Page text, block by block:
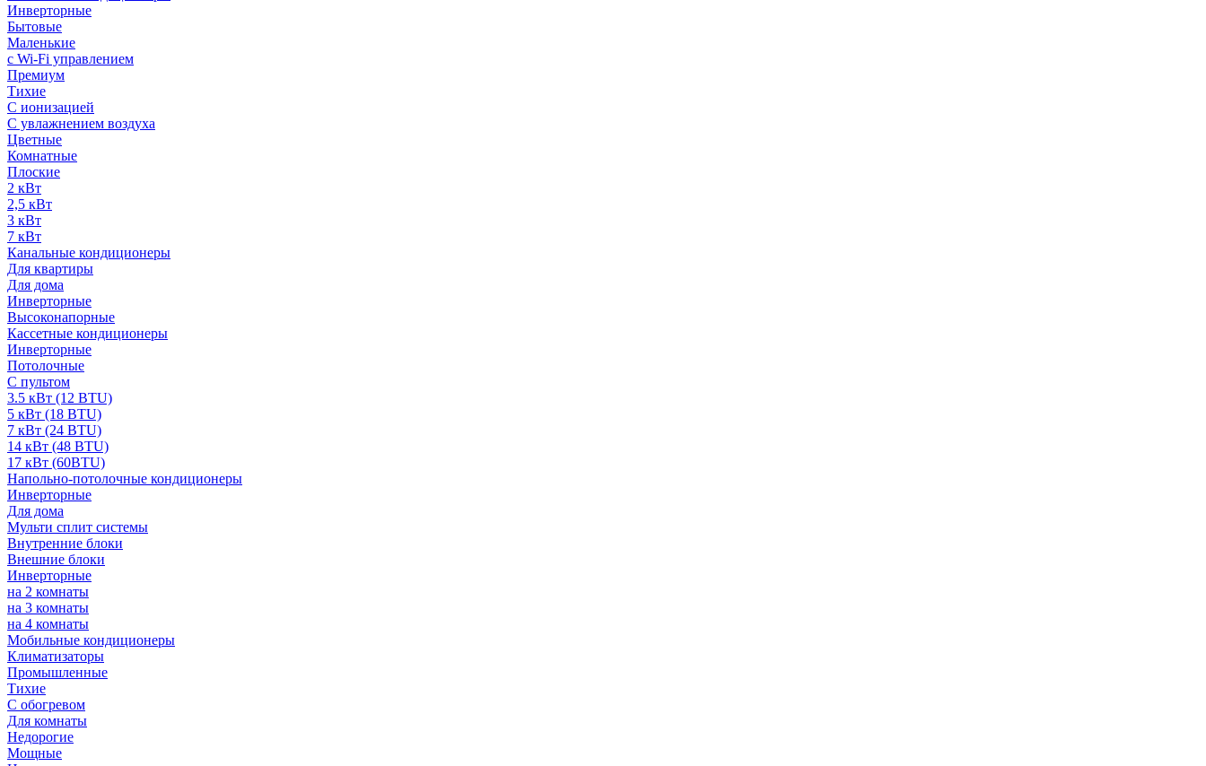
Инверторные
Бытовые
Маленькие
с Wi-Fi управлением
Премиум
Тихие
С ионизацией
С увлажнением воздуха
Цветные
Комнатные
Плоские
2 кВт
2,5 кВт
3 кВт
7 кВт
Канальные кондиционеры
Для квартиры
Для дома
Инверторные
Высоконапорные
Кассетные кондиционеры
Инверторные
Потолочные
С пультом
3.5 кВт (12 BTU)
5 кВт (18 BTU)
7 кВт (24 BTU)
14 кВт (48 BTU)
17 кВт (60BTU)
Напольно-потолочные кондиционеры
Инверторные
Для дома
Мульти сплит системы
Внутренние блоки
Внешние блоки
Инверторные
на 2 комнаты
на 3 комнаты
на 4 комнаты
Мобильные кондиционеры
Климатизаторы
Промышленные
Тихие
С обогревом
Для комнаты
Недорогие
Мощные